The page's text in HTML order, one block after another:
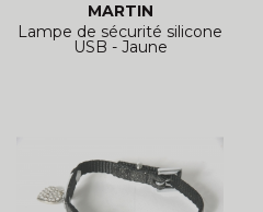
MARTIN
Lampe de sécurité silicone
USB - Jaune